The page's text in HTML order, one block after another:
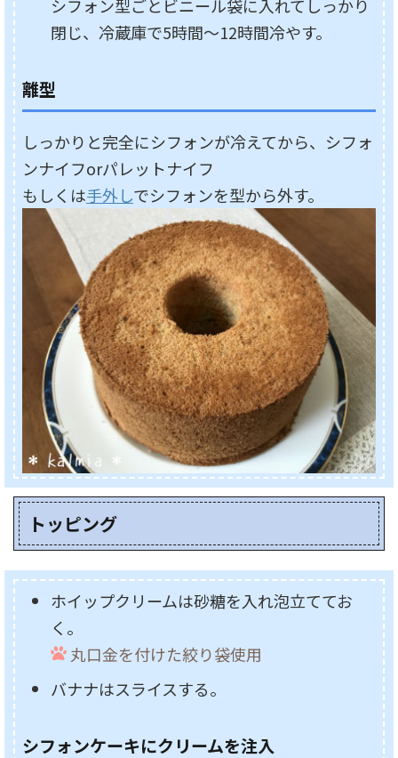
シフォン型ごとビニール袋に入れてしっかり
閉じ、冷蔵庫で5時間～12時間冷やす。
離型
しっかりと完全にシフォンが冷えてから、シフォ
ンナイフorパレットナイフ
もしくは手外しでシフォンを型から外す。
トッピング
ホイップクリームは砂糖を入れ泡立ててお
く。
丸口金を付けた絞り袋使用
バナナはスライスする。
シフォンケーキにクリームを注入